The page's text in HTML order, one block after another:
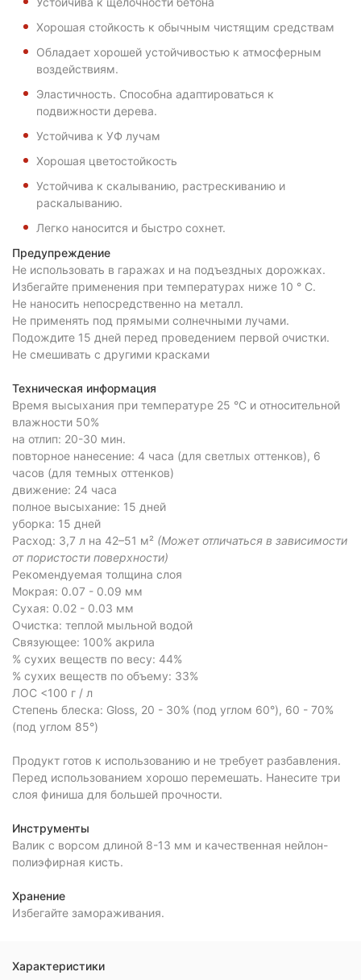
Хорошая стойкость к обычным чистящим средствам
Обладает хорошей устойчивостью к атмосферным
воздействиям.
Эластичность. Способна адаптироваться к
подвижности дерева.
Устойчива к УФ лучам
Хорошая цветостойкость
Устойчива к скалыванию, растрескиванию и
раскалыванию.
Легко наносится и быстро сохнет.
Предупреждение
Не использовать в гаражах и на подъездных дорожках.
Избегайте применения при температурах ниже 10 ° C.
Не наносить непосредственно на металл.
Не применять под прямыми солнечными лучами.
Подождите 15 дней перед проведением первой очистки.
Не смешивать с другими красками
Техническая информация
Время высыхания при температуре 25 °C и относительной
влажности 50%
на отлип: 20-30 мин.
повторное нанесение: 4 часа (для светлых оттенков), 6
часов (для темных оттенков)
движение: 24 часа
полное высыхание: 15 дней
уборка: 15 дней
Расход: 3,7 л на 42–51 м² (Может отличаться в зависимости
от пористости поверхности)
Рекомендуемая толщина слоя
Мокрая: 0.07 - 0.09 мм
Сухая: 0.02 - 0.03 мм
Очистка: теплой мыльной водой
Связующее: 100% акрила
% сухих веществ по весу: 44%
% сухих веществ по объему: 33%
ЛОС <100 г / л
Степень блеска: Gloss, 20 - 30% (под углом 60°), 60 - 70%
(под углом 85°)
Продукт готов к использованию и не требует разбавления.
Перед использованием хорошо перемешать. Нанесите три
слоя финиша для большей прочности.
Инструменты
Валик с ворсом длиной 8-13 мм и качественная нейлон-
полиэфирная кисть.
Хранение
Избегайте замораживания.
Характеристики